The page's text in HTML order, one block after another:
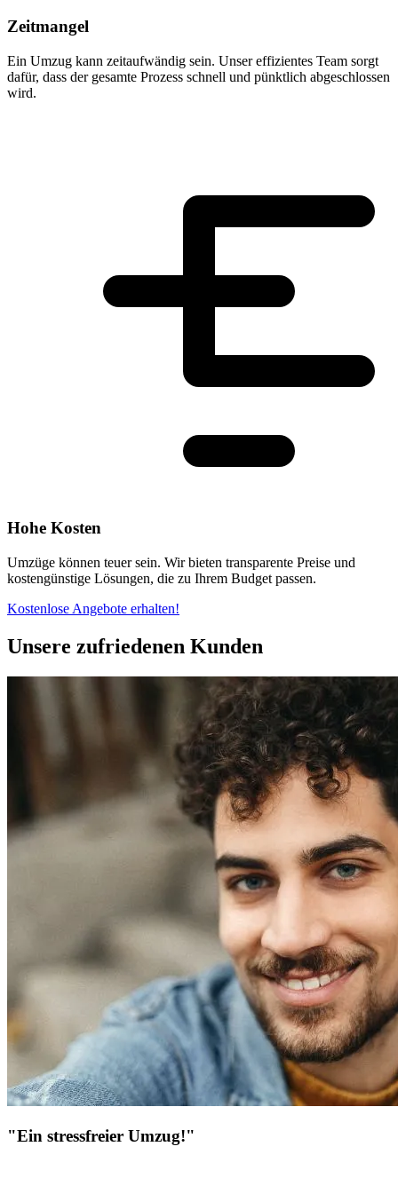
Zeitmangel
Ein Umzug kann zeitaufwändig sein. Unser effizientes Team sorgt
dafür, dass der gesamte Prozess schnell und pünktlich abgeschlossen
wird.
Hohe Kosten
Umzüge können teuer sein. Wir bieten transparente Preise und
kostengünstige Lösungen, die zu Ihrem Budget passen.
Kostenlose Angebote erhalten!
Unsere zufriedenen Kunden
"Ein stressfreier Umzug!"